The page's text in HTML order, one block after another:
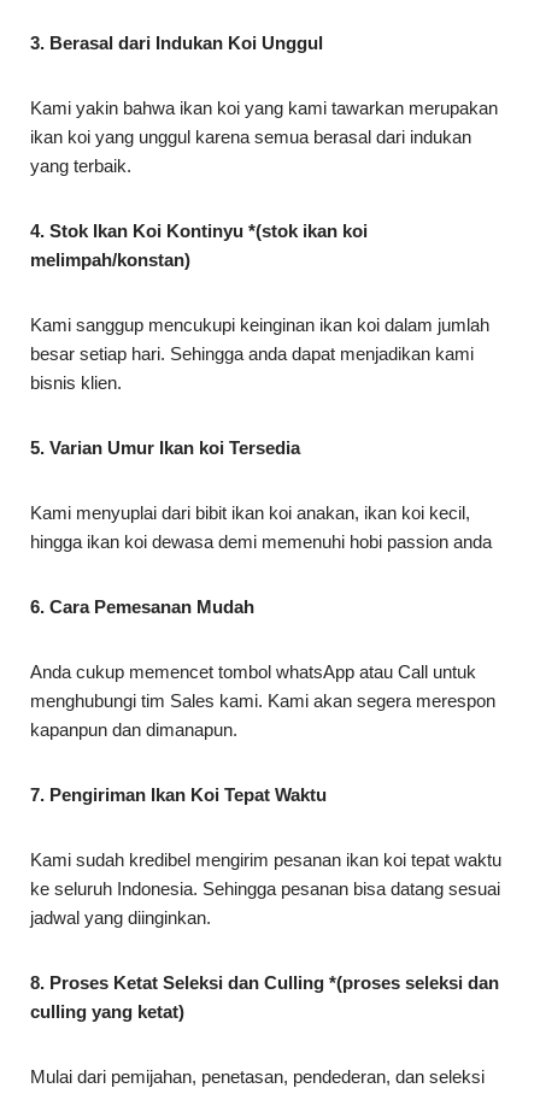
3. Berasal dari Indukan Koi Unggul
Kami yakin bahwa ikan koi yang kami tawarkan merupakan
ikan koi yang unggul karena semua berasal dari indukan
yang terbaik.
4. Stok Ikan Koi Kontinyu *(stok ikan koi
melimpah/konstan)
Kami sanggup mencukupi keinginan ikan koi dalam jumlah
besar setiap hari. Sehingga anda dapat menjadikan kami
bisnis klien.
5. Varian Umur Ikan koi Tersedia
Kami menyuplai dari bibit ikan koi anakan, ikan koi kecil,
hingga ikan koi dewasa demi memenuhi hobi passion anda
6. Cara Pemesanan Mudah
Anda cukup memencet tombol whatsApp atau Call untuk
menghubungi tim Sales kami. Kami akan segera merespon
kapanpun dan dimanapun.
7. Pengiriman Ikan Koi Tepat Waktu
Kami sudah kredibel mengirim pesanan ikan koi tepat waktu
ke seluruh Indonesia. Sehingga pesanan bisa datang sesuai
jadwal yang diinginkan.
8. Proses Ketat Seleksi dan Culling *(proses seleksi dan
culling yang ketat)
Mulai dari pemijahan, penetasan, pendederan, dan seleksi